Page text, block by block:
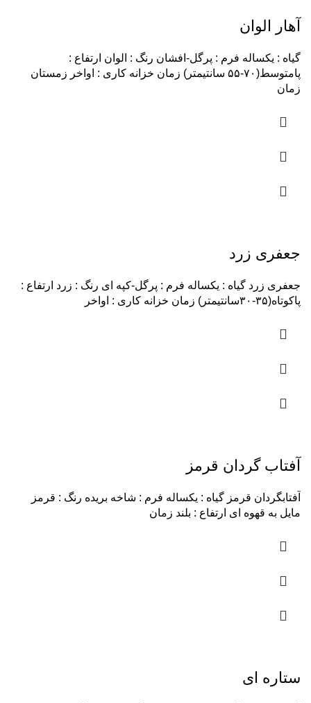
آهار الوان
گیاه : یکساله فرم : پرگل-افشان رنگ : الوان ارتفاع :
پامتوسط(۷۰-۵۵ سانتیمتر) زمان خزانه کاری : اواخر زمستان
زمان
جعفری زرد
جعفری زرد گیاه : یکساله فرم : پرگل-کپه ای رنگ : زرد ارتفاع :
پاکوتاه(۳۵-۳۰سانتیمتر) زمان خزانه کاری : اواخر
آفتاب گردان قرمز
آفتابگردان قرمز گیاه : یکساله فرم : شاخه بریده رنگ : قرمز
مایل به قهوه ای ارتفاع : بلند زمان
ستاره ای